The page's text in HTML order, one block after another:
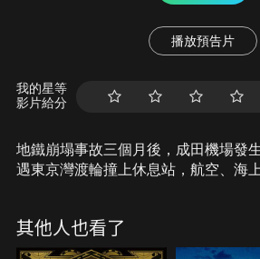
播放預告片
我的星等
影片給分
地鐵崩塌事故三個月後，成田機場發
遇東京灣渡輪撞上休息站，航空、海
難現場，空中救援小組如何克服困難
條寶貴性命？成員各自成長，彼此的
其他人也看了